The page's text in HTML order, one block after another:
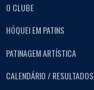
O CLUBE
HÓQUEI EM PATINS
PATINAGEM ARTÍSTICA
CALENDÁRIO / RESULTADOS